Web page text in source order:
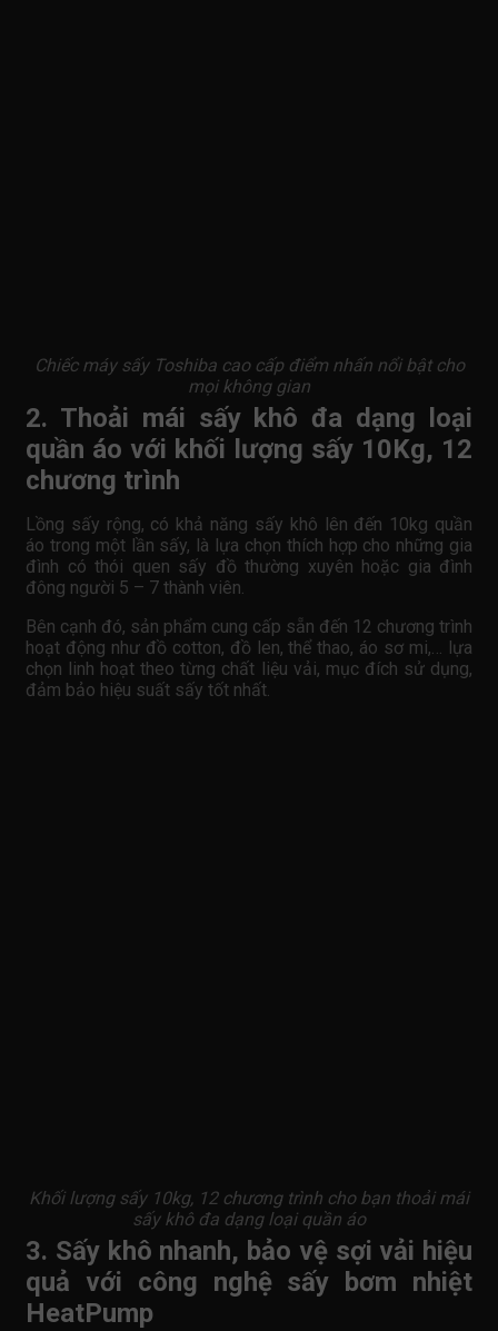
Chiếc máy sấy Toshiba cao cấp điểm nhấn nổi bật cho
mọi không gian
2. Thoải mái sấy khô đa dạng loại
quần áo với khối lượng sấy 10Kg, 12
chương trình
Lồng sấy rộng, có khả năng sấy khô lên đến 10kg quần
áo trong một lần sấy, là lựa chọn thích hợp cho những gia
đình có thói quen sấy đồ thường xuyên hoặc gia đình
đông người 5 – 7 thành viên.
Bên cạnh đó, sản phẩm cung cấp sẵn đến 12 chương trình
hoạt động như đồ cotton, đồ len, thể thao, áo sơ mi,… lựa
chọn linh hoạt theo từng chất liệu vải, mục đích sử dụng,
đảm bảo hiệu suất sấy tốt nhất.
Khối lượng sấy 10kg, 12 chương trình cho bạn thoải mái
sấy khô đa dạng loại quần áo
3. Sấy khô nhanh, bảo vệ sợi vải hiệu
quả với công nghệ sấy bơm nhiệt
HeatPump